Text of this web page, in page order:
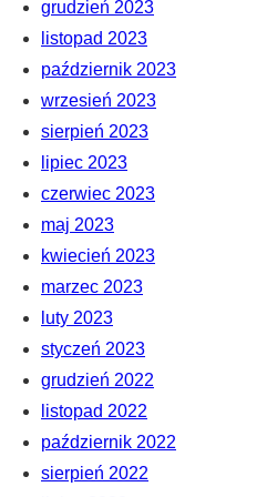
grudzień 2023
listopad 2023
październik 2023
wrzesień 2023
sierpień 2023
lipiec 2023
czerwiec 2023
maj 2023
kwiecień 2023
marzec 2023
luty 2023
styczeń 2023
grudzień 2022
listopad 2022
październik 2022
sierpień 2022